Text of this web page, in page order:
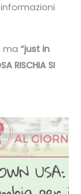
ma “just in
RISCHIA SI